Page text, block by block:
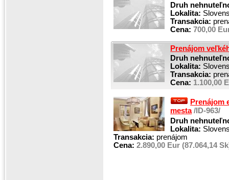
Druh
Lokalita:
Transakcia:
Cena: 700,00
Prenájom
Druh
Lokalita:
Transakcia:
Cena: 1.100,00
Prenájom
mesta /ID-963/
Druh
Lokalita:
Transakcia: prenájom
Cena: 2.890,00 Eur (87.064,14